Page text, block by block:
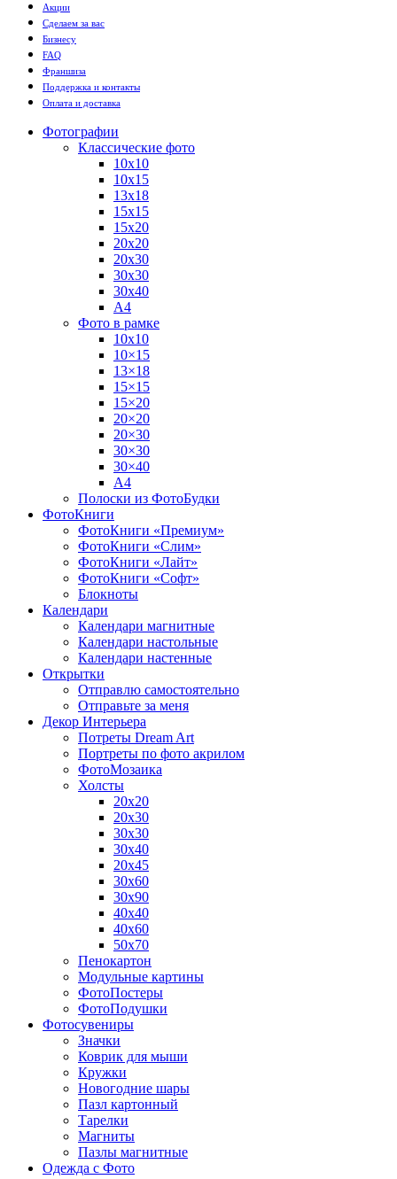
Акции
Сделаем за вас
Бизнесу
FAQ
Франшиза
Поддержка и контакты
Оплата и доставка
Фотографии
Классические фото
10х10
10х15
13х18
15х15
15х20
20х20
20х30
30х30
30х40
А4
Фото в рамке
10х10
10×15
13×18
15×15
15×20
20×20
20×30
30×30
30×40
A4
Полоски из ФотоБудки
ФотоКниги
ФотоКниги «Премиум»
ФотоКниги «Слим»
ФотоКниги «Лайт»
ФотоКниги «Софт»
Блокноты
Календари
Календари магнитные
Календари настольные
Календари настенные
Открытки
Отправлю самостоятельно
Отправьте за меня
Декор Интерьера
Потреты Dream Art
Портреты по фото акрилом
ФотоМозаика
Холсты
20х20
20х30
30х30
30х40
20х45
30х60
30х90
40х40
40х60
50х70
Пенокартон
Модульные картины
ФотоПостеры
ФотоПодушки
Фотоcувениры
Значки
Коврик для мыши
Кружки
Новогодние шары
Пазл картонный
Тарелки
Магниты
Пазлы магнитные
Одежда с Фото